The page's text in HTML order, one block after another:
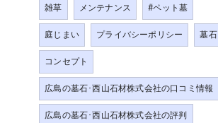
雑草
メンテナンス
#ペット墓
庭じまい
プライバシーポリシー
墓石
コンセプト
広島の墓石･西山石材株式会社の口コミ情報
広島の墓石･西山石材株式会社の評判